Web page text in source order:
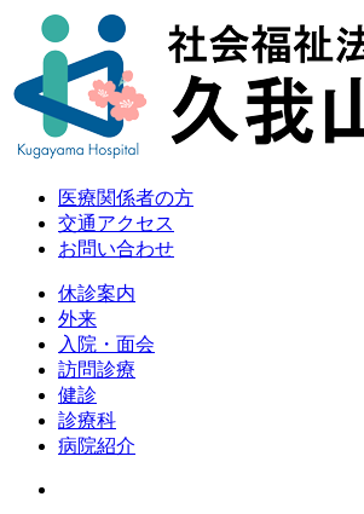
医療関係者の方
交通アクセス
お問い合わせ
休診案内
外来
入院・面会
訪問診療
健診
診療科
病院紹介